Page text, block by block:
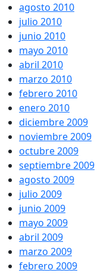
agosto 2010
julio 2010
junio 2010
mayo 2010
abril 2010
marzo 2010
febrero 2010
enero 2010
diciembre 2009
noviembre 2009
octubre 2009
septiembre 2009
agosto 2009
julio 2009
junio 2009
mayo 2009
abril 2009
marzo 2009
febrero 2009